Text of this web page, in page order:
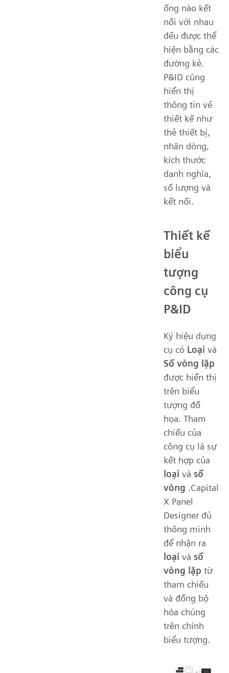
ống nào kết
nối với nhau
đều được thể
hiện bằng các
đường kẻ.
P&ID cũng
hiển thị
thông tin về
thiết kế như
thẻ thiết bị,
nhãn dòng,
kích thước
danh nghĩa,
số lượng và
kết nối.
Thiết kế
biểu
tượng
công cụ
P&ID
Ký hiệu dụng
cụ có Loại và
Số vòng lặp
được hiển thị
trên biểu
tượng đồ
họa. Tham
chiếu của
công cụ là sự
kết hợp của
loại và số
vòng .Capital
X Panel
Designer đủ
thông minh
để nhận ra
loại và số
vòng lặp từ
tham chiếu
và đồng bộ
hóa chúng
trên chính
biểu tượng.